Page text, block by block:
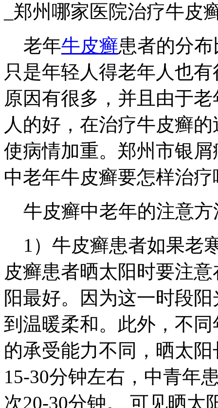
_郑州哪家医院治疗牛皮
老年牛皮癣患者的分
只是年轻人得老年人也
原因有很多，并且由于
人的好，在治疗牛皮癣
使病情加重。郑州市银
中老年牛皮癣要怎样治疗
牛皮癣中老年的注意方
1）牛皮癣患者如果老
皮癣患者晒太阳时要注
阳最好。因为这一时段
到温暖柔和。此外，不
的承受能力不同，晒太
15-30分钟左右，中青年
次20-30分钟。 可见晒太